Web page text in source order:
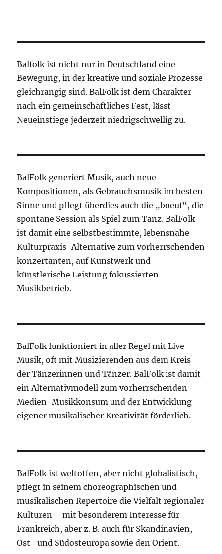
Balfolk ist nicht nur in Deutschland eine
Bewegung, in der kreative und soziale Prozesse
gleichrangig sind. BalFolk ist dem Charakter
nach ein gemeinschaftliches Fest, lässt
Neueinstiege jederzeit niedrigschwellig zu.
BalFolk generiert Musik, auch neue
Kompositionen, als Gebrauchsmusik im besten
Sinne und pflegt überdies auch die „boeuf“, die
spontane Session als Spiel zum Tanz. BalFolk
ist damit eine selbstbestimmte, lebensnahe
Kulturpraxis-Alternative zum vorherrschenden
konzertanten, auf Kunstwerk und
künstlerische Leistung fokussierten
Musikbetrieb.
BalFolk funktioniert in aller Regel mit Live-
Musik, oft mit Musizierenden aus dem Kreis
der Tänzerinnen und Tänzer. BalFolk ist damit
ein Alternativmodell zum vorherrschenden
Medien-Musikkonsum und der Entwicklung
eigener musikalischer Kreativität förderlich.
BalFolk ist weltoffen, aber nicht globalistisch,
pflegt in seinem choreographischen und
musikalischen Repertoire die Vielfalt regionaler
Kulturen – mit besonderem Interesse für
Frankreich, aber z. B. auch für Skandinavien,
Ost- und Südosteuropa sowie den Orient.